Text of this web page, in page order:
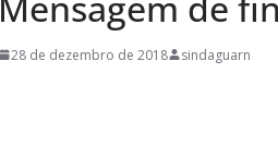
28 de dezembro de 2018 sindaguarn